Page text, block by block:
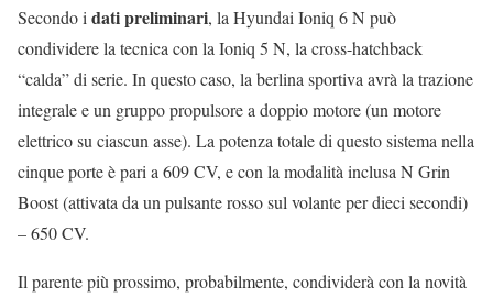
Secondo idati preliminari, la Hyundai Ioniq 6 N può
condividere la tecnica con la Ioniq 5 N, la cross-hatchback
“calda” di serie. In questo caso, la berlina sportiva avrà la trazione
integrale e un gruppo propulsore a doppio motore (un motore
elettrico su ciascun asse). La potenza totale di questo sistema nella
cinque porte è pari a 609 CV, e con la modalità inclusa N Grin
Boost (attivata da un pulsante rosso sul volante per dieci secondi)
– 650 CV.
Il parente più prossimo, probabilmente, condividerà con la novità